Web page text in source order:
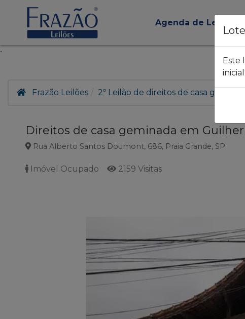
.
Agenda de Leilões
Frazão Leilões 2º Leilão de direitos de casa
Direitos de casa geminada em
Rua Alberto Santos Doumont, 686, Praia Grande, SP
Imóvel Ocupado 2159 Visitas
Este